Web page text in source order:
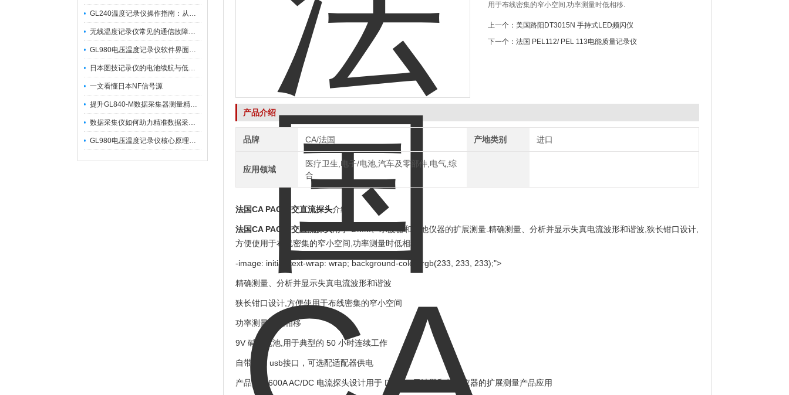
GL240温度记录仪操作指南：从开箱、接线到数据导出的标准化流程
无线温度记录仪常见的通信故障诊断与排除指南
GL980电压温度记录仪软件界面功能与使用技巧
日本图技记录仪的电池续航与低功耗模式适用场景分析
一文看懂日本NF信号源
提升GL840-M数据采集器测量精度的操作秘籍
数据采集仪如何助力精准数据采集与分析？​
GL980电压温度记录仪核心原理及行业应用
用于布线密集的窄小空间,功率测量时低相移.
上一个： 美国路阳DT3015N 手持式LED频闪仪
下一个： 法国 PEL112/ PEL 113电能质量记录仪
产品介绍
品牌 CA/法国 产地类别 进口
应用领域
医疗卫生,电子/电池,汽车及零部件,电气,综
合
法国CA PAC17交直流探头介绍：
法国CA PAC17交直流探头用于 DMM、示波器和其他仪器的扩展测量.精确测量、分析并显示失真电流波形和谐波,狭长钳口设计,
方便使用于布线密集的窄小空间,功率测量时低相移.
-image: initial; text-wrap: wrap; background-color: rgb(233, 233, 233);">
精确测量、分析并显示失真电流波形和谐波
狭长钳口设计,方便使用于布线密集的窄小空间
功率测量时低相移
9V 碱性电池,用于典型的 50 小时连续工作
自带mini usb接口，可选配适配器供电
产品描述600A AC/DC 电流探头设计用于 DMM、示波器和其他仪器的扩展测量产品应用